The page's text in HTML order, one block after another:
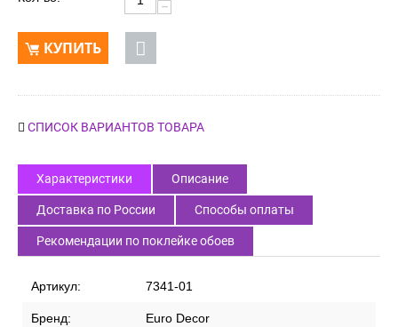
−
КУПИТЬ
СПИСОК ВАРИАНТОВ ТОВАРА
Характеристики Описание
Доставка по России Способы оплаты
Рекомендации по поклейке обоев
Артикул: 7341-01
Бренд: Euro Decor